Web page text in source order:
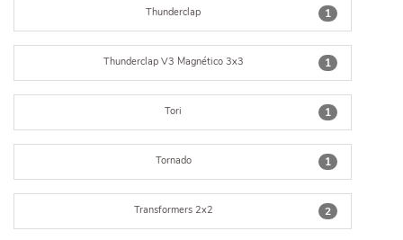
1
Thunderclap
1
Thunderclap V3 Magnético 3x3
1
Tori
1
Tornado
2
Transformers 2x2